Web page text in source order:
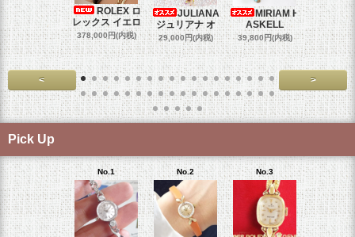
ROLEX ロ
レックス イエロ
378,000円(内税)
JULIANA
ジュリアナ オ
29,000円(内税)
MIRIAM H
ASKELL
39,800円(内税)
オメガマ
スダ
458,000円
< >
Pick Up
No.1 No.2 No.3 No.4